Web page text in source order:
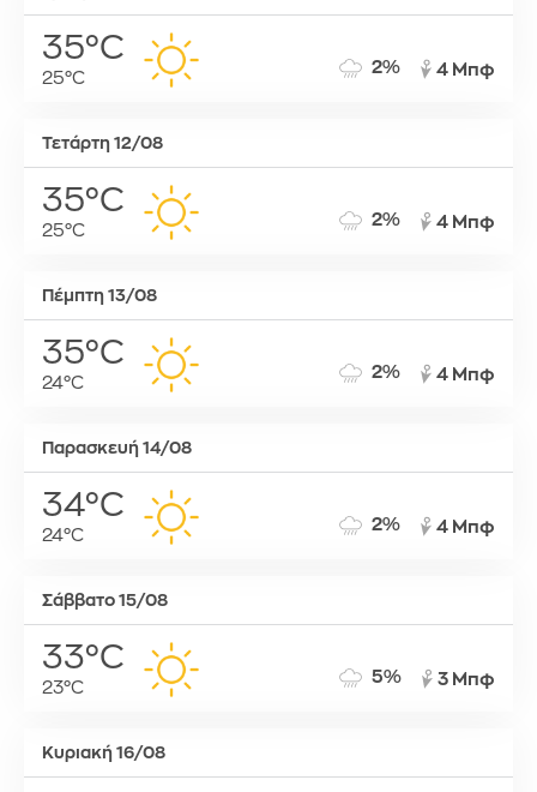
35°C
25°C
2% 4 Μπφ
Τετάρτη 12/08
35°C
25°C
2% 4 Μπφ
Πέμπτη 13/08
35°C
24°C
2% 4 Μπφ
Παρασκευή 14/08
34°C
24°C
2% 4 Μπφ
Σάββατο 15/08
33°C
23°C
5% 3 Μπφ
Κυριακή 16/08